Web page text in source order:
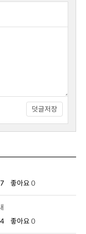
덧글저장
좋아요 0
좋아요 0